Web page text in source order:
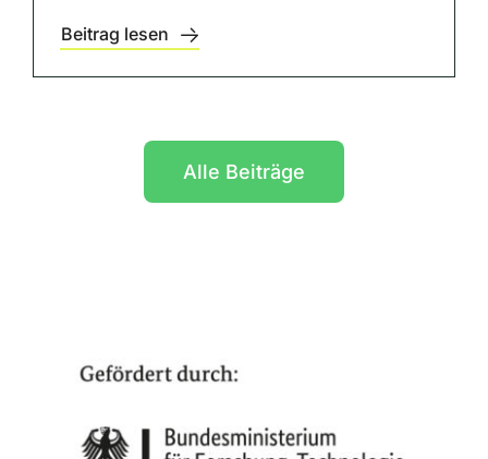
Beitrag lesen
Alle Beiträge